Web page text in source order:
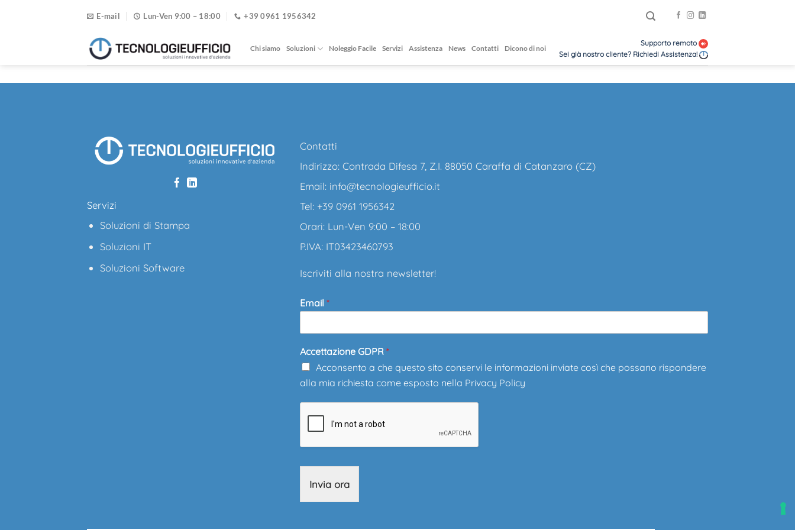
E-mail Lun-Ven 9:00 – 18:00 +39 0961 1956342
Chi siamo Soluzioni Noleggio Facile Servizi Assistenza News Contatti Dicono di noi
Supporto remoto
Sei già nostro cliente? Richiedi Assistenza!
Servizi
Soluzioni di Stampa
Soluzioni IT
Soluzioni Software
Contatti
Indirizzo: Contrada Difesa 7, Z.I. 88050 Caraffa di Catanzaro (CZ)
Email: info@tecnologieufficio.it
Tel: +39 0961 1956342
Orari: Lun-Ven 9:00 – 18:00
P.IVA: IT03423460793
Iscriviti alla nostra newsletter!
Email *
Accettazione GDPR *
Acconsento a che questo sito conservi le informazioni inviate così che possano rispondere
alla mia richiesta come esposto nella Privacy Policy
Invia ora